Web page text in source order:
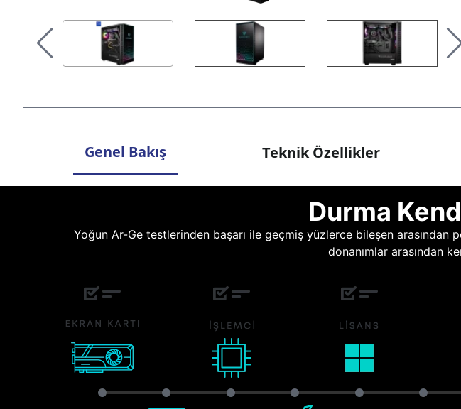
Genel Bakış Teknik Özellikler
Durma
Yoğun Ar-Ge testlerinden başarı ile geçmiş yüzlerce bileşen
donanımlar arasından